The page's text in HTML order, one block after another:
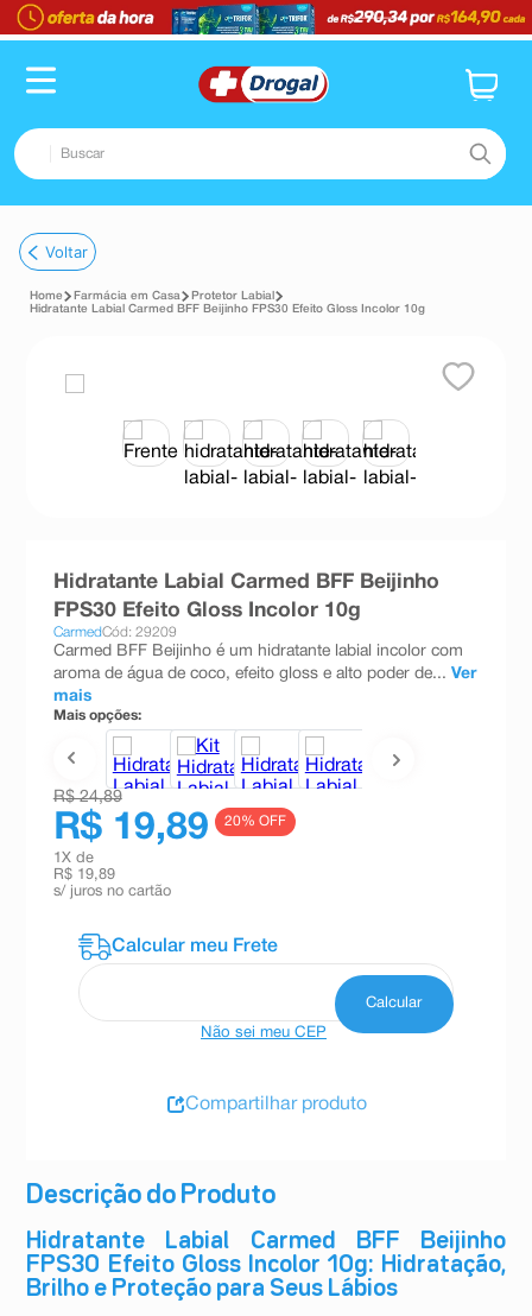
Buscar
1º fralda
2º dipirona
tadalafila
absorvente
10ºshampoo
Voltar
Farmácia em Casa
Protetor Labial
Hidratante Labial Carmed BFF Beijinho FPS30 Efeito Gloss Incolor 10g
Descrição do Produto
Hidratante Labial Carmed BFF Beijinho
FPS30 Efeito Gloss Incolor 10g: Hidratação,
Brilho e Proteção para Seus Lábios
Hidratante Labial Carmed BFF Beijinho
FPS30 Efeito Gloss Incolor 10g
CarmedCód: 29209
Carmed BFF Beijinho é um hidratante labial incolor com
aroma de água de coco, efeito gloss e alto poder de... Ver
mais
Mais opções:
R$ 24,89
R$ 19,89 20% OFF
1 X de
R$ 19,89
s/ juros no cartão
Não sei meu CEP
Compartilhar produto